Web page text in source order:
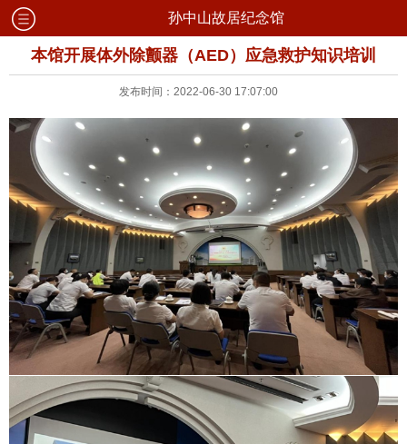
孙中山故居纪念馆
本馆开展体外除颤器（AED）应急救护知识培训
发布时间：2022-06-30 17:07:00